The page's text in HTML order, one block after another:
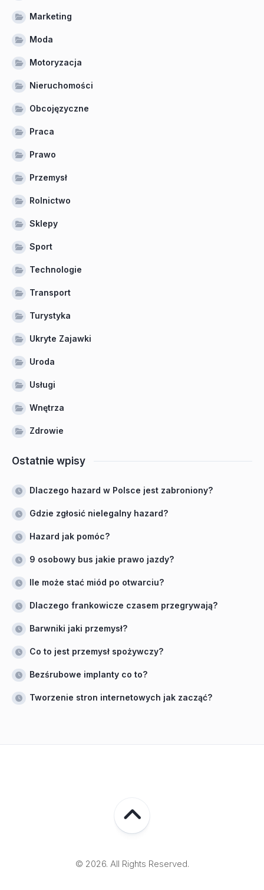
Marketing
Moda
Motoryzacja
Nieruchomości
Obcojęzyczne
Praca
Prawo
Przemysł
Rolnictwo
Sklepy
Sport
Technologie
Transport
Turystyka
Ukryte Zajawki
Uroda
Usługi
Wnętrza
Zdrowie
Ostatnie wpisy
Dlaczego hazard w Polsce jest zabroniony?
Gdzie zgłosić nielegalny hazard?
Hazard jak pomóc?
9 osobowy bus jakie prawo jazdy?
Ile może stać miód po otwarciu?
Dlaczego frankowicze czasem przegrywają?
Barwniki jaki przemysł?
Co to jest przemysł spożywczy?
Bezśrubowe implanty co to?
Tworzenie stron internetowych jak zacząć?
© 2026. All Rights Reserved.